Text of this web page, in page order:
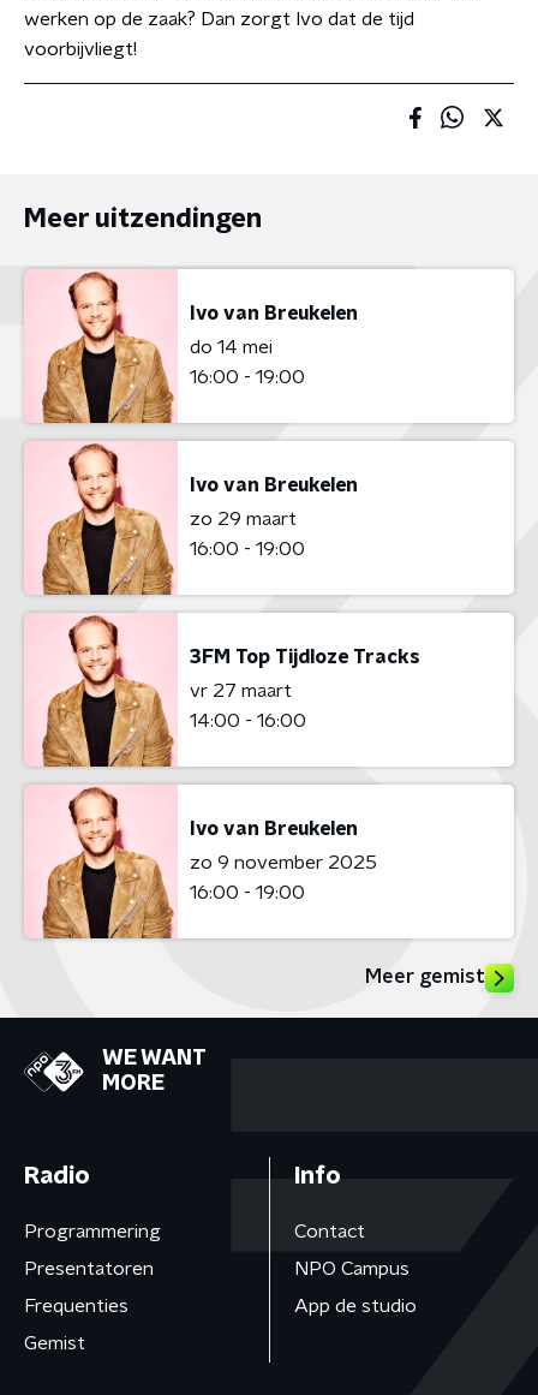
werken op de zaak? Dan zorgt Ivo dat de tijd
voorbijvliegt!
Meer uitzendingen
Ivo van Breukelen
do 14 mei
16:00 - 19:00
Ivo van Breukelen
zo 29 maart
16:00 - 19:00
3FM Top Tijdloze Tracks
vr 27 maart
14:00 - 16:00
Ivo van Breukelen
zo 9 november 2025
16:00 - 19:00
Meer gemist
WE WANT
MORE
Radio
Programmering
Presentatoren
Frequenties
Gemist
Info
Contact
NPO Campus
App de studio